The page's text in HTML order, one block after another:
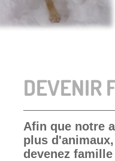
DEVENIR
Afin que notre
plus d'animaux,
devenez